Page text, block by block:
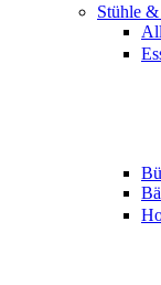
Stühle